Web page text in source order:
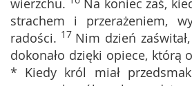
wierzchu.
Na koniec zaś,
strachem i przerażeniem,
radości. 17 Nim dzień
dokonało dzięki opiece, którą
* Kiedy król miał